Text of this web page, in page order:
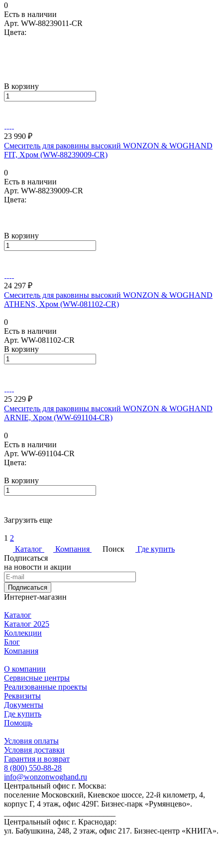
0
Есть в наличии
Арт. WW-88239011-CR
Цвета:
В корзину
23 990 ₽
Смеситель для раковины высокий WONZON & WOGHAND
FIT, Хром (WW-88239009-CR)
0
Есть в наличии
Арт. WW-88239009-CR
Цвета:
В корзину
24 297 ₽
Смеситель для раковины высокий WONZON & WOGHAND
ATHENS, Хром (WW-081102-CR)
0
Есть в наличии
Арт. WW-081102-CR
В корзину
25 229 ₽
Смеситель для раковины высокий WONZON & WOGHAND
ARNIE, Хром (WW-691104-CR)
0
Есть в наличии
Арт. WW-691104-CR
Цвета:
В корзину
Загрузить еще
1 2
Каталог
Компания Поиск
Где купить
Подписаться
на новости и акции
Подписаться
Интернет-магазин
Каталог
Каталог 2025
Коллекции
Блог
Компания
О компании
Сервисные центры
Реализованные проекты
Реквизиты
Документы
Где купить
Помощь
Условия оплаты
Условия доставки
Гарантия и возврат
8 (800) 550-88-28
info@wonzonwoghand.ru
Центральный офис г. Москва:
поселение Московский, Киевское шоссе, 22-й километр, 4,
корпус Г, 4 этаж, офис 429Г. Бизнес-парк «Румянцево».
Центральный офис г. Краснодар:
ул. Бабушкина, 248, 2 этаж, офис 217. Бизнес-центр «КНИГА».